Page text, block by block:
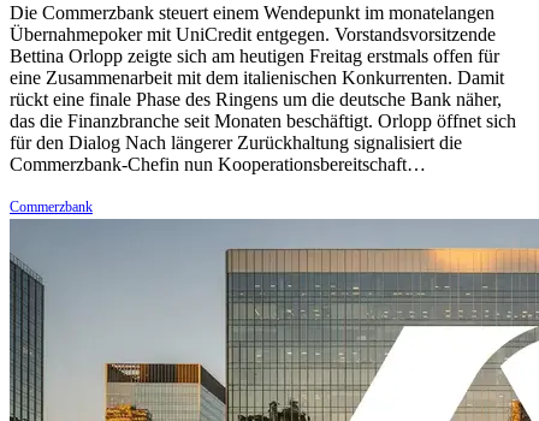
Die Commerzbank steuert einem Wendepunkt im monatelangen
Übernahmepoker mit UniCredit entgegen. Vorstandsvorsitzende
Bettina Orlopp zeigte sich am heutigen Freitag erstmals offen für
eine Zusammenarbeit mit dem italienischen Konkurrenten. Damit
rückt eine finale Phase des Ringens um die deutsche Bank näher,
das die Finanzbranche seit Monaten beschäftigt. Orlopp öffnet sich
für den Dialog Nach längerer Zurückhaltung signalisiert die
Commerzbank-Chefin nun Kooperationsbereitschaft…
Commerzbank